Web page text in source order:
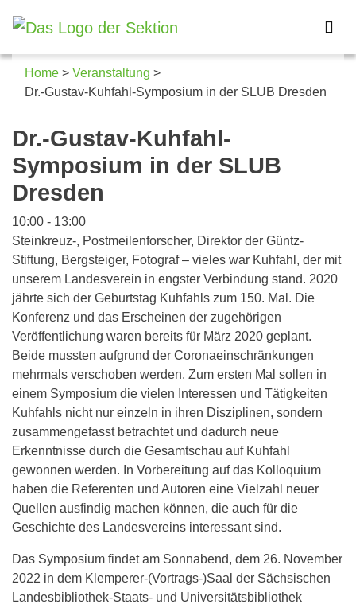
Home > Veranstaltung >
Dr.-Gustav-Kuhfahl-Symposium in der SLUB Dresden
Details zum Kalendereintrag
Dr.-Gustav-Kuhfahl-
Symposium in der SLUB
Dresden
10:00 - 13:00
Steinkreuz-, Postmeilenforscher, Direktor der Güntz-
Stiftung, Bergsteiger, Fotograf – vieles war Kuhfahl, der mit
unserem Landesverein in engster Verbindung stand. 2020
jährte sich der Geburtstag Kuhfahls zum 150. Mal. Die
Konferenz und das Erscheinen der zugehörigen
Veröffentlichung waren bereits für März 2020 geplant.
Beide mussten aufgrund der Coronaeinschränkungen
mehrmals verschoben werden. Zum ersten Mal sollen in
einem Symposium die vielen Interessen und Tätigkeiten
Kuhfahls nicht nur einzeln in ihren Disziplinen, sondern
zusammengefasst betrachtet und dadurch neue
Erkenntnisse durch die Gesamtschau auf Kuhfahl
gewonnen werden. In Vorbereitung auf das Kolloquium
haben die Referenten und Autoren eine Vielzahl neuer
Quellen ausfindig machen können, die auch für die
Geschichte des Landesvereins interessant sind.
Das Symposium findet am Sonnabend, dem 26. November
2022 in dem Klemperer-(Vortrags-)Saal der Sächsischen
Landesbibliothek-Staats- und Universitätsbibliothek